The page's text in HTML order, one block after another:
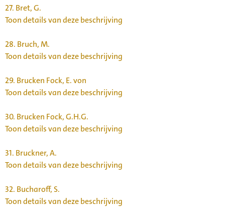
27. Bret, G.
Toon details van deze beschrijving
28. Bruch, M.
Toon details van deze beschrijving
29. Brucken Fock, E. von
Toon details van deze beschrijving
30. Brucken Fock, G.H.G.
Toon details van deze beschrijving
31. Bruckner, A.
Toon details van deze beschrijving
32. Bucharoff, S.
Toon details van deze beschrijving